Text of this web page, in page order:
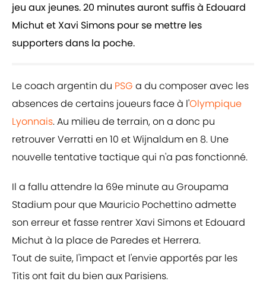
jeu aux jeunes. 20 minutes auront suffis à Edouard
Michut et Xavi Simons pour se mettre les
supporters dans la poche.
Le coach argentin du PSG a du composer avec les
absences de certains joueurs face à l'Olympique
Lyonnais. Au milieu de terrain, on a donc pu
retrouver Verratti en 10 et Wijnaldum en 8. Une
nouvelle tentative tactique qui n'a pas fonctionné.
Il a fallu attendre la 69e minute au Groupama
Stadium pour que Mauricio Pochettino admette
son erreur et fasse rentrer Xavi Simons et Edouard
Michut à la place de Paredes et Herrera.
Tout de suite, l'impact et l'envie apportés par les
Titis ont fait du bien aux Parisiens.